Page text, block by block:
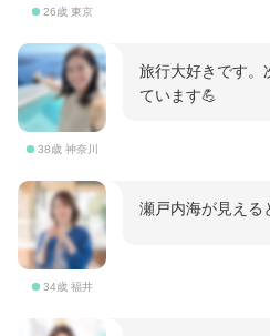
26歳 東京
38歳 神奈川
旅行大好きです。
ています💪
34歳 福井
瀬戸内海が見え